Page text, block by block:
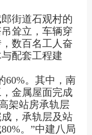
街道石观村的
耸立，车辆穿
数百名工人奋
配套工程建
60%。其中，南
金属屋面完成
架站房承轨层
，承轨层及站
。”中建八局